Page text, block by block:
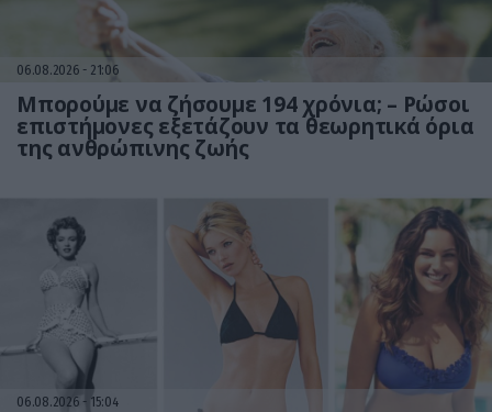
06.08.2026 21:06
Μπορούμε να ζήσουμε 194 χρόνια; – Ρώσοι
επιστήμονες εξετάζουν τα θεωρητικά όρια
της ανθρώπινης ζωής
06.08.2026 15:04